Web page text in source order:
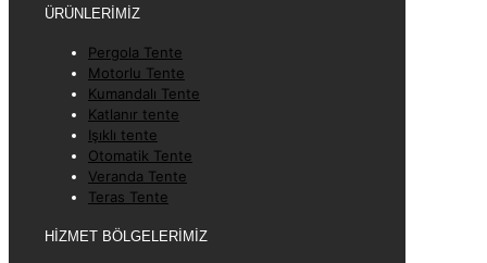
ÜRÜNLERİMİZ
Pergola Tente
Motorlu Tente
Kumandalı Tente
Katlanır tente
Işıklı tente
Otomatik Tente
Veranda Tente
Teras Tente
HİZMET BÖLGELERİMİZ